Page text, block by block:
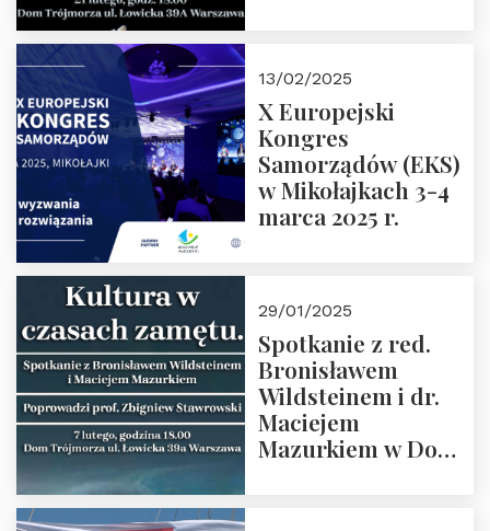
Zapraszamy
13/02/2025
X Europejski
Kongres
Samorządów (EKS)
w Mikołajkach 3-4
marca 2025 r.
29/01/2025
Spotkanie z red.
Bronisławem
Wildsteinem i dr.
Maciejem
Mazurkiem w Domu